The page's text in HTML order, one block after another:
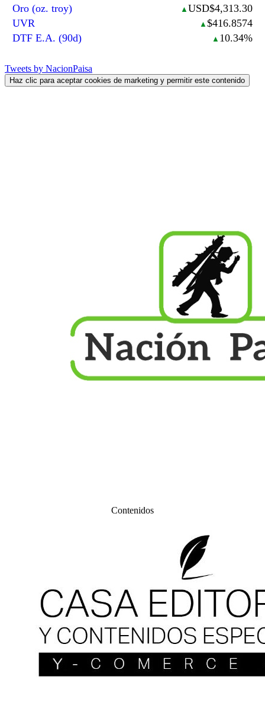
Oro (oz. troy)
▲ USD$4,313.30
UVR
▲ $416.8574
DTF E.A. (90d)
▲ 10.34%
Tweets by NacionPaisa
Haz clic para aceptar cookies de marketing y permitir este contenido
Contenidos